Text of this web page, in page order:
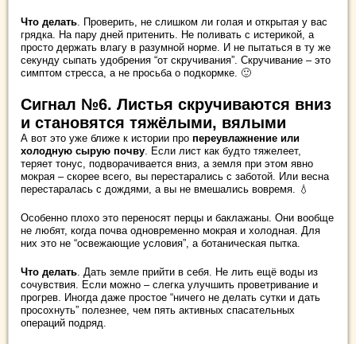
Что делать . Проверить, не слишком ли голая и открытая у вас
грядка. На пару дней притенить. Не поливать с истерикой, а
просто держать влагу в разумной норме. И не пытаться в ту же
секунду сыпать удобрения “от скручивания”. Скручивание – это
симптом стресса, а не просьба о подкормке. 🙂
Сигнал №6. Листья скручиваются вниз
и становятся тяжёлыми, вялыми
А вот это уже ближе к истории про переувлажнение или
холодную сырую почву . Если лист как будто тяжелеет,
теряет тонус, подворачивается вниз, а земля при этом явно
мокрая – скорее всего, вы перестарались с заботой. Или весна
перестаралась с дождями, а вы не вмешались вовремя. 💧
Особенно плохо это переносят перцы и баклажаны. Они вообще
не любят, когда почва одновременно мокрая и холодная. Для
них это не “освежающие условия”, а ботаническая пытка.
Что делать . Дать земле прийти в себя. Не лить ещё воды из
сочувствия. Если можно – слегка улучшить проветривание и
прогрев. Иногда даже простое “ничего не делать сутки и дать
просохнуть” полезнее, чем пять активных спасательных
операций подряд.